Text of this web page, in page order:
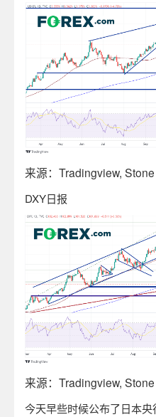
来源： Tradingview,
DXY日报
来源： Tradingview,
今天早些时候公布了日本